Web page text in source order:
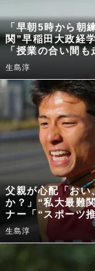
「早朝5時から朝
関”早稲田大政経
「授業の合い間も
生島淳
父親が心配「おい
か？」“私大最難
ナー「“スポーツ
生島淳